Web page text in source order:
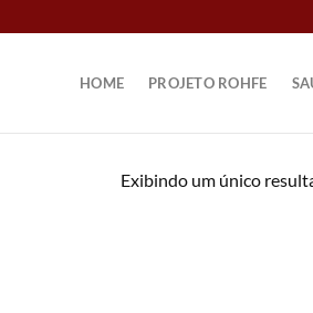
HOME PROJETO ROHFE
Exibindo um único